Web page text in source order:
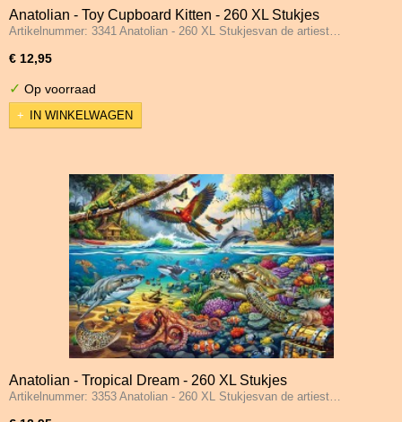
Anatolian - Toy Cupboard Kitten - 260 XL Stukjes
Artikelnummer: 3341 Anatolian - 260 XL Stukjesvan de artiest…
€ 12,95
✓ Op voorraad
IN WINKELWAGEN
Anatolian - Tropical Dream - 260 XL Stukjes
Artikelnummer: 3353 Anatolian - 260 XL Stukjesvan de artiest…